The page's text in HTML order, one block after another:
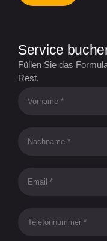
Service
Füllen Sie das
Rest.